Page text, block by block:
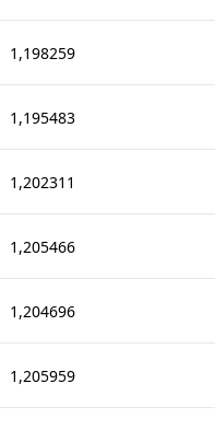
1,198259
1,195483
1,202311
1,205466
1,204696
1,205959